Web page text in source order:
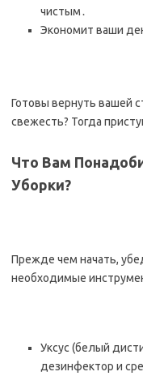
чистым․
Экономит ваши
Готовы вернуть вашей
свежесть? Тогда
Что Вам
Уборки?
Прежде чем начать,
необходимые
Уксус (белый
дезинфектор и